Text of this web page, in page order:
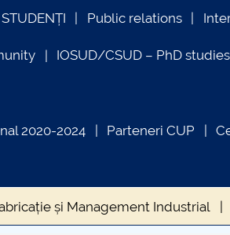
Public relations
IOSUD/CSUD – PhD studies
2020-2024 Parteneri CUP
și Management Industrial